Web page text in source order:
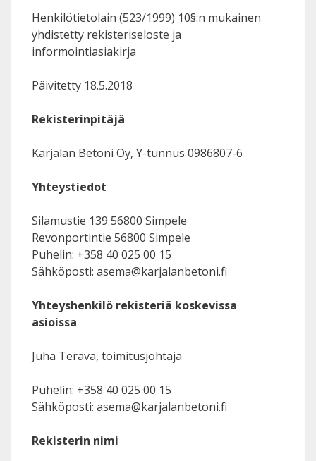
Henkilötietolain (523/1999) 10§:n mukainen
yhdistetty rekisteriseloste ja
informointiasiakirja
Päivitetty 18.5.2018
Rekisterinpitäjä
Karjalan Betoni Oy, Y-tunnus 0986807-6
Yhteystiedot
Silamustie 139 56800 Simpele
Revonportintie 56800 Simpele
Puhelin: +358 40 025 00 15
Sähköposti: asema@karjalanbetoni.fi
Yhteyshenkilö rekisteriä koskevissa
asioissa
Juha Terävä, toimitusjohtaja
Puhelin: +358 40 025 00 15
Sähköposti: asema@karjalanbetoni.fi
Rekisterin nimi